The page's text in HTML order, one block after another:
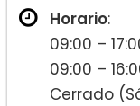
Horario:
09:00 –
09:00 –
Cerrado